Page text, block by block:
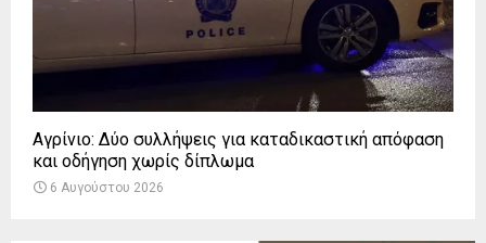
Αγρίνιο: Δύο συλλήψεις για καταδικαστική απόφαση
και οδήγηση χωρίς δίπλωμα
6 Αυγούστου 2026